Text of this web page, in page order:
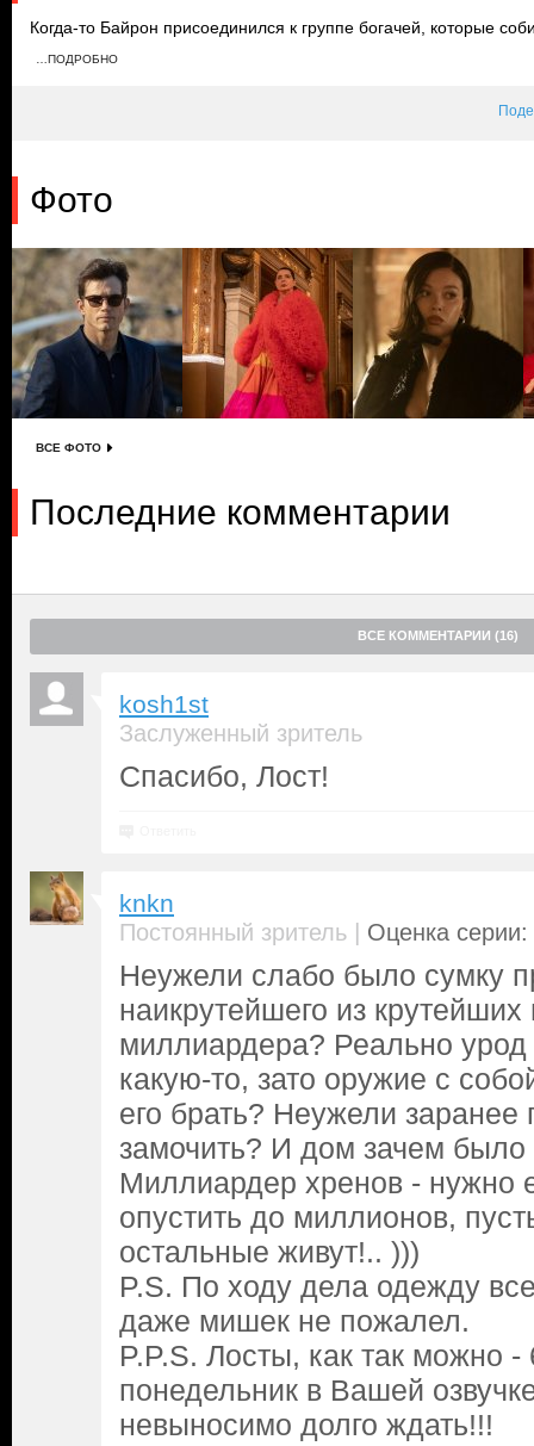
Когда-то Байрон присоединился к группе богачей, которые
разработанную Рэем, и сделал все, чтобы стать
…ПОДРОБНО
Фото
ВСЕ ФОТО
Последние комментарии
ВСЕ КОММЕНТАРИИ (16)
kosh1st
Заслуженный зритель
Спасибо, Лост!
knkn
Постоянный зритель | Оценка серии:
Неужели слабо было сумку
наикрутейшего из
миллиардера? Реально
какую-то, зато оружие с
его брать? Неужели заранее
замочить? И дом зачем было
Миллиардер хренов - нужно
опустить до миллионов,
остальные живут!.. )))
P.S. По ходу дела одежду
даже мишек не пожалел.
P.P.S. Лосты, как так можно -
понедельник в Вашей
невыносимо долго ждать!!!